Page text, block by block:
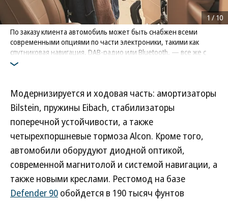
По заказу клиента автомобиль может быть снабжен всеми
современными опциями по части электроники, такими как
спутниковая навигация, DAB-радио или Bluetooth, — все же с
2016 года автомобилестроение в этом вопросе ушло далеко
1/10
Модернизируется и ходовая часть: амортизаторы
Bilstein, пружины Eibach, стабилизаторы
поперечной устойчивости, а также
четырехпоршневые тормоза Alcon. Кроме того,
автомобили оборудуют диодной оптикой,
современной магнитолой и системой навигации, а
также новыми креслами. Рестомод на базе
Defender 90 обойдется в 190 тысяч фунтов